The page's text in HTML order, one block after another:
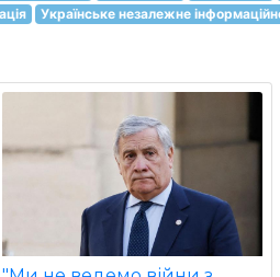
Українське незалежне